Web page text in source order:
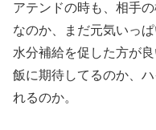
アテンドの時も、相手
なのか、まだ元気いっ
水分補給を促した方が
飯に期待してるのか、
れるのか。